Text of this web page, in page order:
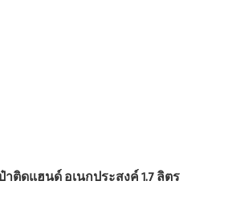
เป๋าติดแฮนด์ อเนกประสงค์ 1.7 ลิตร